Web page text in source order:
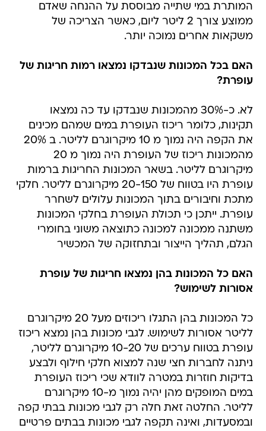
המותרת במי שתייה מבוססת על ההנחה שאדם
ממוצע צורך 2 ליטר ליום, כאשר הצריכה של
משקאות אחרים נמוכה יותר.
האם בכל המכונות שנבדקו נמצאו רמות חריגות של
עופרת?
לא. כ-30% מהמכונות שנבדקו עד כה נמצאו
תקינות, כלומר ריכוז העופרת במים שמהם מכינים
את הקפה היה נמוך מ 10 מיקרוגרם לליטר. ב 20%
מהמכונות ריכוז של העופרת היה נמוך מ 20
מיקרוגרם לליטר. בשאר המכונות החריגות ברמות
עופרת היו בטווח של 20-150 מיקרוגרם לליטר. חלקי
מתכת וחיבורים בתוך המכונות עלולים לשחרר
עופרת. ייתכן כי תכולת העופרת בחלקי המכונות
משתנה ממכונה למכונה כתוצאה משוני בחומרי
הגלם, תהליך הייצור ובתחזוקה של המכשיר
האם כל המכונות בהן נמצאו חריגות של עופרת
אסורות לשימוש?
כל המכונות בהן התגלו ריכוזים מעל 20 מיקרוגרם
לליטר אסורות לשימוש. לגבי מכונות בהן נמצא ריכוז
עופרת בטווח ערכים של 10-20 מיקרוגרם לליטר,
ניתנה לחברות חצי שנה למצוא חלקי חילוף ולבצע
בדיקות חוזרות במטרה לוודא שכי ריכוז העופרת
במים המופקים מהן יהיה נמוך מ-10 מיקרוגרם
לליטר. החלטה זאת חלה רק לגבי מכונות בבתי קפה
ובמסעדות, ואינה תקפה לגבי מכונות בבתים פרטיים